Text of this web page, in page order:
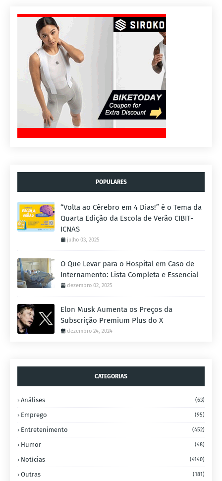
POPULARES
“Volta ao Cérebro em 4 Dias!” é o Tema da
Quarta Edição da Escola de Verão CIBIT-
ICNAS
julho 03, 2025
O Que Levar para o Hospital em Caso de
Internamento: Lista Completa e Essencial
dezembro 02, 2025
Elon Musk Aumenta os Preços da
Subscrição Premium Plus do X
dezembro 24, 2024
CATEGORIAS
Análises (63)
Emprego (95)
Entretenimento (452)
Humor (48)
Notícias (4140)
Outras (181)